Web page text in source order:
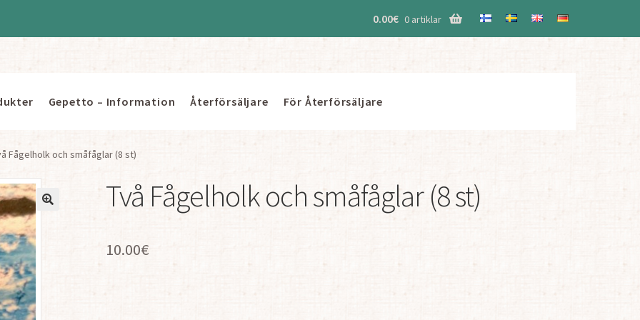
0.00€ 0 artiklar
Gepetto – Information Återförsäljare För Återförsäljare
Fågelholk och småfåglar (8 st)
Två Fågelholk och småfåglar (8 st)
10.00€